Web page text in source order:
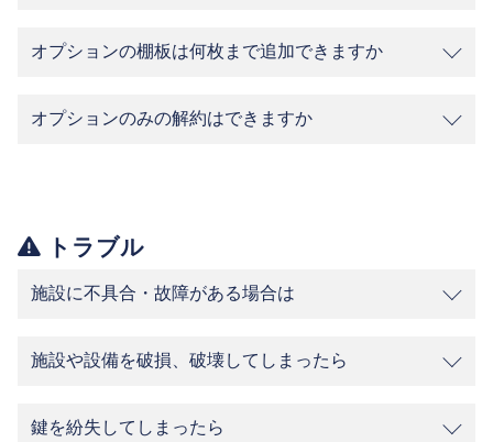
オプションの棚板は何枚まで追加できますか
オプションのみの解約はできますか
トラブル
施設に不具合・故障がある場合は
施設や設備を破損、破壊してしまったら
鍵を紛失してしまったら